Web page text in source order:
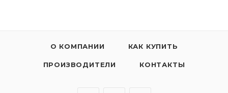
О КОМПАНИИ КАК КУПИТЬ
ПРОИЗВОДИТЕЛИ КОНТАКТЫ